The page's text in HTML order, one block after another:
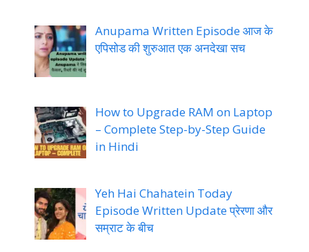
Anupama Written Episode आज के
एपिसोड की शुरुआत एक अनदेखा सच
How to Upgrade RAM on Laptop
– Complete Step-by-Step Guide
in Hindi
Yeh Hai Chahatein Today
Episode Written Update प्रेरणा और
सम्राट के बीच